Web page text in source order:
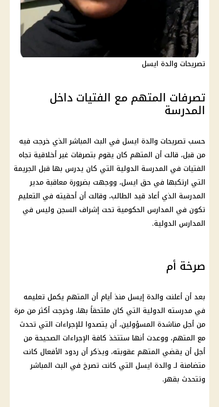
تصريحات والدة ايسل
تصرفات المتهم مع الفتيات داخل
المدرسة
حسب تصريحات والدة ايسل في البث المباشر الذي خرجت فيه
من قبل، قالت أن المتهم كان يقوم بتصرفات غير أخلاقية تجاه
الفتيات في المدرسة الدولية التي كان يدرس بها قبل الجريمة
التي ارتكبها في حق ايسل، ووجهت بضرورة معاقبة مدير
المدرسة الذي أعاد قيد الطالب، وقالت أن أحقيته في التعليم
تكون في المدارس الحكومية تحت إشراف السجن وليس في
المدارس الدولية.
صرخة أم
بعد أن أعلنت والدة إيسل منذ أيام أن المتهم يكمل تعليمه
في مدرسته الدولية التي كان ملتحقاً بها، وخرجت أكثر من مرة
من أجل مناشدة المسؤولين، أن يتصدوا للإجراءات التي تحدث
مع المتهم، ووعدت أنها ستتخذ كافة الإجراءات الصحيحة من
أجل أن يقضي المتهم عقوبته، ويذكر أن ردود الأفعال كانت
متضامنة لـ والدة ايسل التي كانت تصرخ في البث المباشر
وتتحدث بقهر.